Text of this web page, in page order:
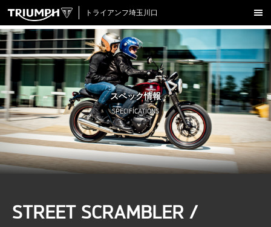
トライアンフ埼玉川口
試乗車一覧
認定中古車
アクセサリー
クロージング
アップデート
店舗情報
スペック情報
SPECIFICATIONS
STREET SCRAMBLER /